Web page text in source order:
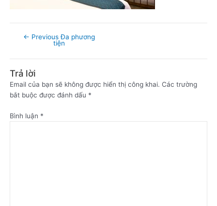
← Previous Đa phương
tiện
Trả lời
Email của bạn sẽ không được hiển thị công khai. Các trường
bắt buộc được đánh dấu *
Bình luận *